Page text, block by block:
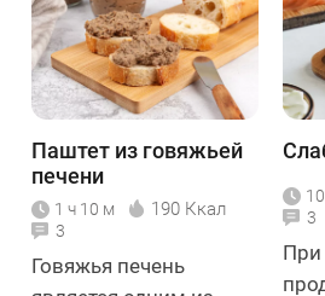
Паштет из говяжьей
печени
1 ч 10 м 190 Ккал
3
Говяжья печень
3
При